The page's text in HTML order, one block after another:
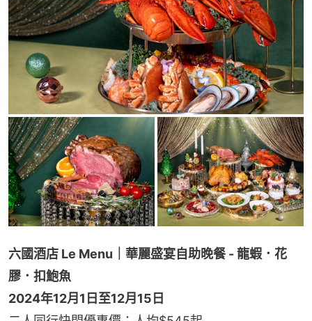
六國酒店 Le Menu｜華麗盛宴自助晚餐 - 龍蝦．花
膠．扣鮑魚
2024年12月1日至12月15日